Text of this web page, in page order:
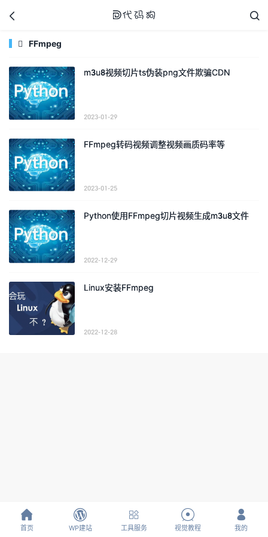

 
 FFmpeg
m3u8视频切片ts伪装png文件欺骗CDN
2023-01-29
FFmpeg转码视频调整视频画质码率等
2023-01-25
Python使用FFmpeg切片视频生成m3u8文件
2022-12-29
Linux安装FFmpeg
2022-12-28

首页

WP建站

工具服务

视觉教程

我的